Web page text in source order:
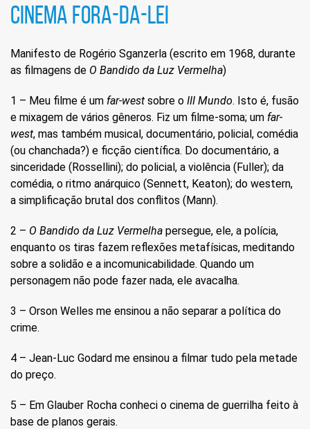
CINEMA FORA-DA-LEI
Manifesto de Rogério Sganzerla (escrito em 1968, durante
as filmagens de O Bandido da Luz Vermelha)
1 – Meu filme é um far-west sobre o III Mundo. Isto é, fusão
e mixagem de vários gêneros. Fiz um filme-soma; um far-
west, mas também musical, documentário, policial, comédia
(ou chanchada?) e ficção científica. Do documentário, a
sinceridade (Rossellini); do policial, a violência (Fuller); da
comédia, o ritmo anárquico (Sennett, Keaton); do western,
a simplificação brutal dos conflitos (Mann).
2 – O Bandido da Luz Vermelha persegue, ele, a polícia,
enquanto os tiras fazem reflexões metafísicas, meditando
sobre a solidão e a incomunicabilidade. Quando um
personagem não pode fazer nada, ele avacalha.
3 – Orson Welles me ensinou a não separar a política do
crime.
4 – Jean-Luc Godard me ensinou a filmar tudo pela metade
do preço.
5 – Em Glauber Rocha conheci o cinema de guerrilha feito à
base de planos gerais.